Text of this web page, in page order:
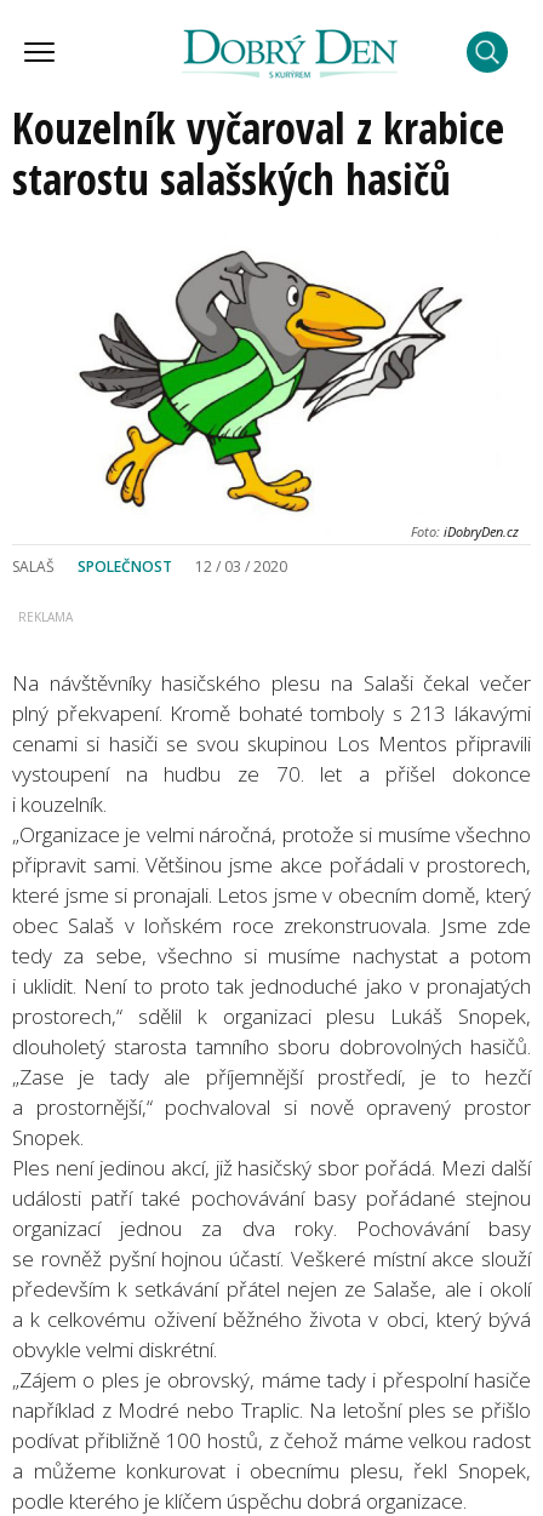
Kouzelník vyčaroval z krabice
starostu salašských hasičů
Foto: iDobryDen.cz
SALAŠ SPOLEČNOST 12 / 03 / 2020
Na návštěvníky hasičského plesu na Salaši čekal večer
plný překvapení. Kromě bohaté tomboly s 213 lákavými
cenami si hasiči se svou skupinou Los Mentos připravili
vystoupení na hudbu ze 70. let a přišel dokonce
i kouzelník.
„Organizace je velmi náročná, protože si musíme všechno
připravit sami. Většinou jsme akce pořádali v prostorech,
které jsme si pronajali. Letos jsme v obecním domě, který
obec Salaš v loňském roce zrekonstruovala. Jsme zde
tedy za sebe, všechno si musíme nachystat a potom
i uklidit. Není to proto tak jednoduché jako v pronajatých
prostorech,“ sdělil k organizaci plesu Lukáš Snopek,
dlouholetý starosta tamního sboru dobrovolných hasičů.
„Zase je tady ale příjemnější prostředí, je to hezčí
a prostornější,“ pochvaloval si nově opravený prostor
Snopek.
Ples není jedinou akcí, již hasičský sbor pořádá. Mezi další
události patří také pochovávání basy pořádané stejnou
organizací jednou za dva roky. Pochovávání basy
se rovněž pyšní hojnou účastí. Veškeré místní akce slouží
především k setkávání přátel nejen ze Salaše, ale i okolí
a k celkovému oživení běžného života v obci, který bývá
obvykle velmi diskrétní.
„Zájem o ples je obrovský, máme tady i přespolní hasiče
například z Modré nebo Traplic. Na letošní ples se přišlo
podívat přibližně 100 hostů, z čehož máme velkou radost
a můžeme konkurovat i obecnímu plesu, řekl Snopek,
podle kterého je klíčem úspěchu dobrá organizace.